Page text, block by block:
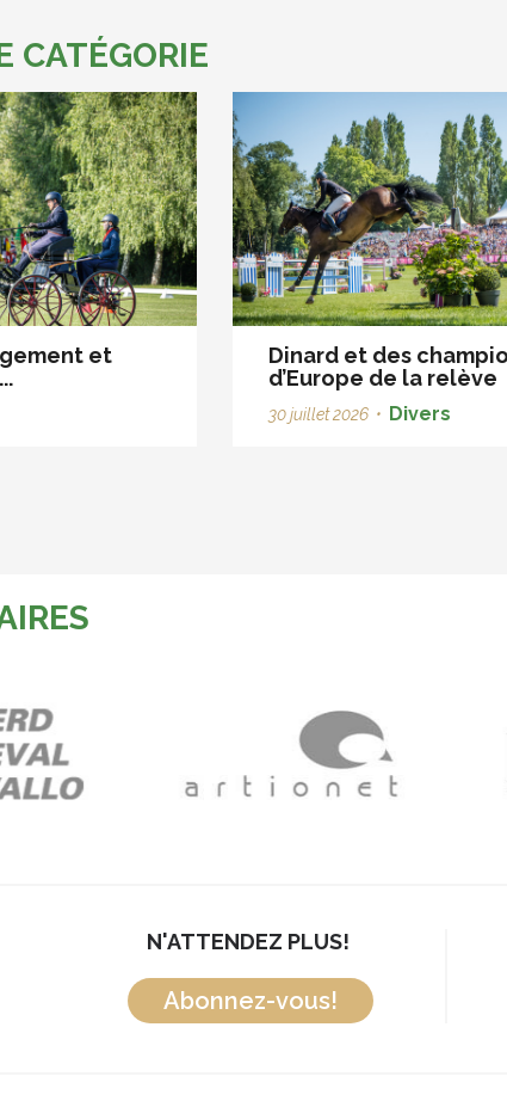
CATÉGORIE
et
Dinard et des
d’Europe de la relève
30 juillet 2026 • Divers
N'ATTENDEZ PLUS!
Abonnez-vous!